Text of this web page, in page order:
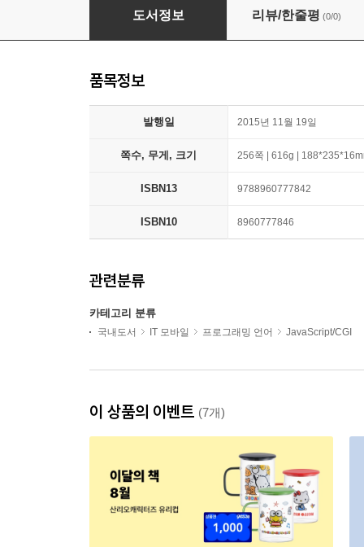
Learning JavaScript Data Structures and
도서정보 리뷰/한줄평 (0/0)
품목정보
발행일 2015년 11월 19일
쪽수, 무게, 크기 256쪽 | 616g |
ISBN13 9788960777842
ISBN10 8960777846
관련분류
카테고리 분류
국내도서 IT 모바일 프로그래밍 언어 JavaScript/CGI
이 상품의 이벤트 (7개)